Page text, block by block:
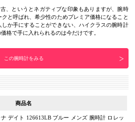
、というとネガティブな印象もありますが、腕時
と呼ばれ、希少性のためプレミア価格になること
か手にすることができない、ハイクラスの腕時計
格で手に入れられるのは今だけです。
この腕時計をみる
商品名
デイト 126613LB ブルー メンズ 腕時計 ロレッ